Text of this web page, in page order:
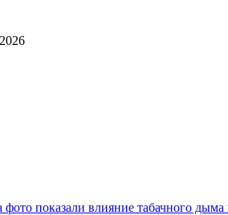
показали влияние табачного